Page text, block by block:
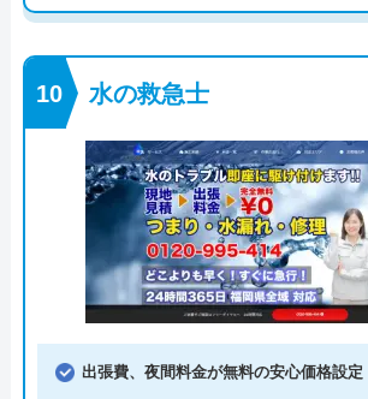
水の救急士
出張費、夜間料金が無料の安心価格設定